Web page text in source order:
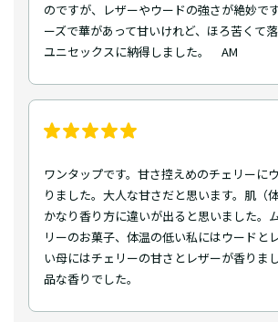
のですが、レザーやウードの強さが絶妙で
ーズで華があって甘いけれど、ほろ苦くて落
ユニセックスに納得しました。 AM
ワンタップです。甘さ控えめのチェリーに
りました。大人な甘さだと思います。肌（
かなり香り方に違いが出ると思いました。
リーのお菓子、体温の低い私にはウードと
い母にはチェリーの甘さとレザーが香りま
品な香りでした。